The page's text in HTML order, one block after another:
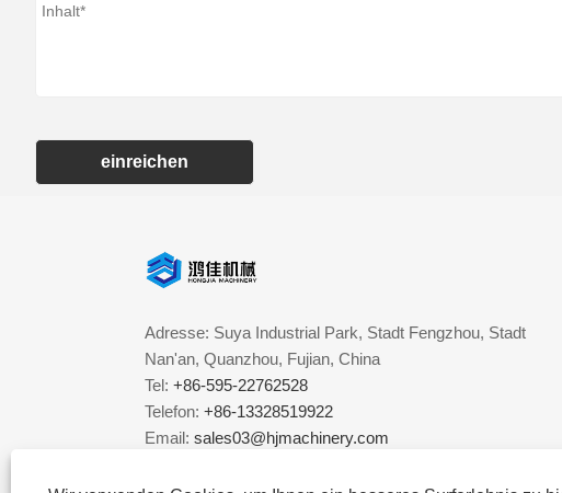
einreichen
Adresse: Suya Industrial Park, Stadt Fengzhou, Stadt
Nan'an, Quanzhou, Fujian, China
Tel: +86-595-22762528
Telefon: +86-13328519922
Email: sales03@hjmachinery.com